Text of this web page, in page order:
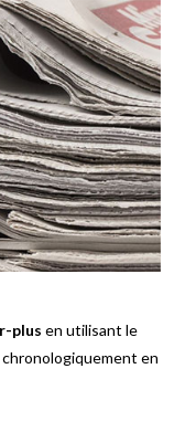
plus en utilisant le
en